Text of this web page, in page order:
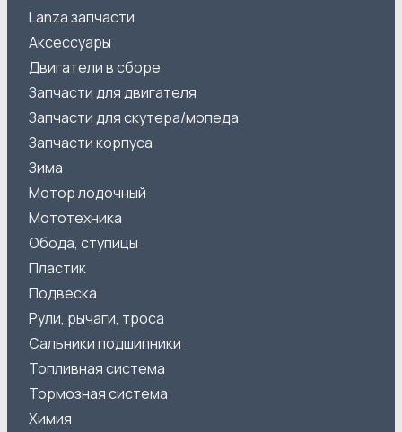
Lanza запчасти
Аксессуары
Двигатели в сборе
Запчасти для двигателя
Запчасти для скутера/мопеда
Запчасти корпуса
Зима
Мотор лодочный
Мототехника
Обода, ступицы
Пластик
Подвеска
Рули, рычаги, троса
Сальники подшипники
Топливная система
Тормозная система
Химия